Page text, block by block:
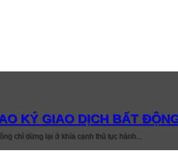
KÝ GIAO DỊCH BẤT
chỉ dừng lại ở khía cạnh thủ tục hành...